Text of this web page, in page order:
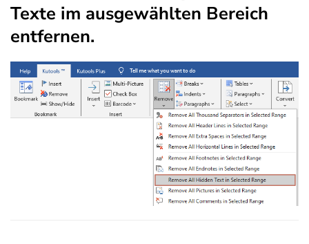
Texte im ausgewählten Bereich
entfernen.